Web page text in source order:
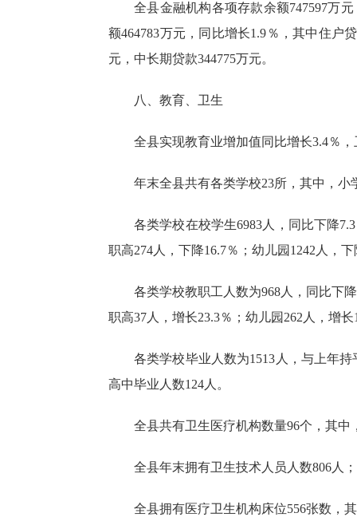
全县金融机构各项存款余额747597万
额464783万元，同比增长1.9％，其中住户
元，中长期贷款344775万元。
八、教育、卫生
全县实现教育业增加值同比增长3.4％
年末全县共有各类学校23所，其中，
各类学校在校学生6983人，同比下降
职高274人，下降16.7％；幼儿园1242人，下
各类学校教职工人数为968人，同比下
职高37人，增长23.3％；幼儿园262人，增长
各类学校毕业人数为1513人，与上年
高中毕业人数124人。
全县共有卫生医疗机构数量96个 ，其
全县年末拥有卫生技术人员 人数806人 ；
全县拥有医疗卫生机构床位556张数 ，